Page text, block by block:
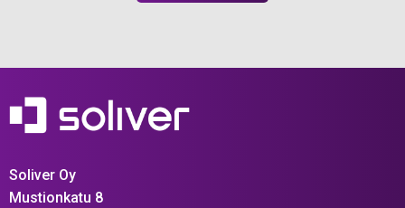
Soliver Oy
Mustionkatu 8